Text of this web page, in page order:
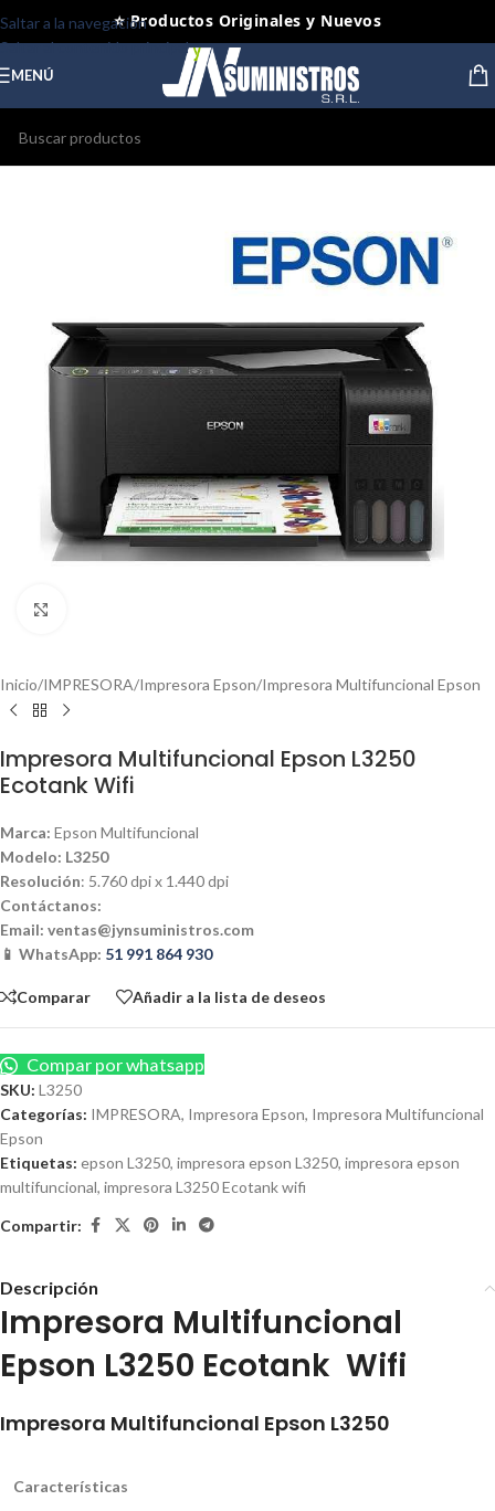
Saltar a la navegación
Saltar al contenido principal
⭐ Productos Originales y Nuevos
MENÚ
Inicio/IMPRESORA/Impresora Epson/Impresora Multifuncional Epson
Impresora Multifuncional Epson L3250
Ecotank Wifi
Marca: Epson Multifuncional
Modelo: L3250
Resolución: 5.760 dpi x 1.440 dpi
Contáctanos:
Email: ventas@jynsuministros.com
📱 WhatsApp: 51 991 864 930
Comparar Añadir a la lista de deseos
Compar por whatsapp
SKU: L3250
Categorías: IMPRESORA, Impresora Epson, Impresora Multifuncional
Epson
Etiquetas: epson L3250, impresora epson L3250, impresora epson
multifuncional, impresora L3250 Ecotank wifi
Compartir:
Descripción
Impresora Multifuncional
Epson L3250 Ecotank Wifi
Impresora Multifuncional Epson L3250
Características